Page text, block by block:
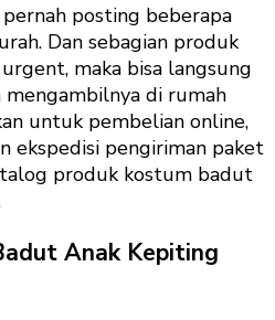
posting beberapa
Dan sebagian produk
maka bisa langsung
di rumah
untuk pembelian online,
ekspedisi pengiriman paket
produk kostum badut
Anak Kepiting